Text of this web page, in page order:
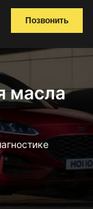
Позвонить
масла